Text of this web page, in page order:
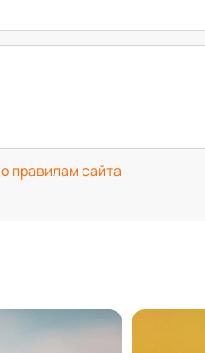
правилам сайта